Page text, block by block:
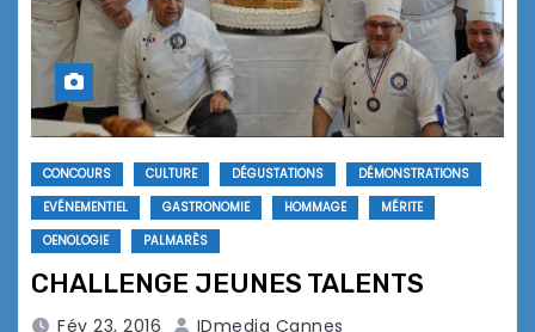
CONCOURS CULTURE DÉGUSTATIONS
DÉMONSTRATIONS
EVÉNEMENTIEL
GASTRONOMIE HOMMAGE
MÉRITE
OENOLOGIE
PALMARÈS
CHALLENGE JEUNES TALENTS
Fév 23, 2016 IDmedia Cannes